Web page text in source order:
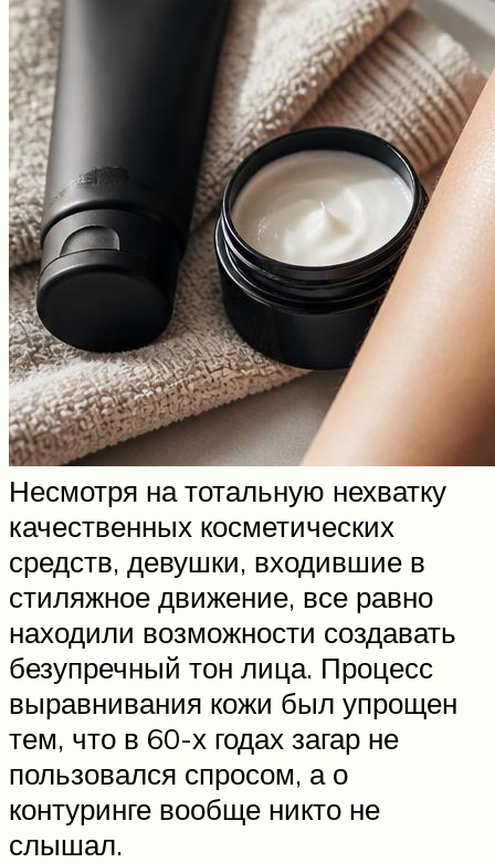
Несмотря на тотальную нехватку
качественных косметических
средств, девушки, входившие в
стиляжное движение, все равно
находили возможности создавать
безупречный тон лица. Процесс
выравнивания кожи был упрощен
тем, что в 60-х годах загар не
пользовался спросом, а о
контуринге вообще никто не
слышал.